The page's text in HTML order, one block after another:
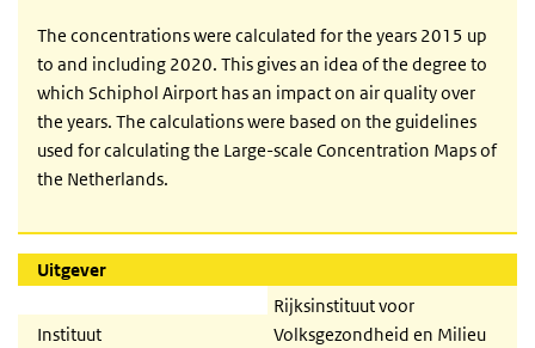
The concentrations were calculated for the years 2015 up
to and including 2020. This gives an idea of the degree to
which Schiphol Airport has an impact on air quality over
the years. The calculations were based on the guidelines
used for calculating the Large-scale Concentration Maps of
the Netherlands.
Uitgever
Instituut
Rijksinstituut voor
Volksgezondheid en Milieu